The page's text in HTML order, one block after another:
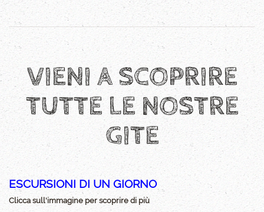
VIENI A SCOPRIRE
TUTTE LE NOSTRE
GITE
ESCURSIONI DI UN GIORNO
Clicca sull'immagine per scoprire di più